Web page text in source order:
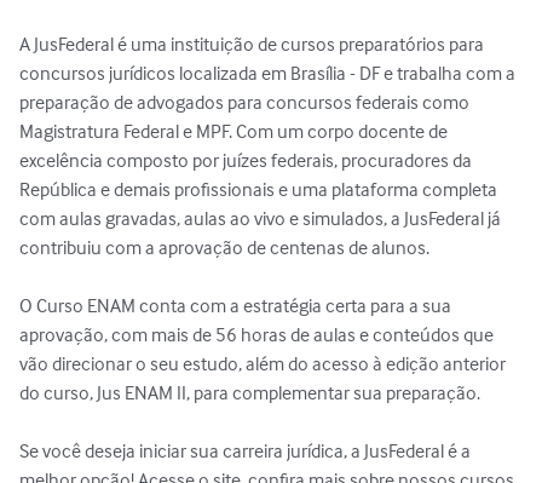
A JusFederal é uma instituição de cursos preparatórios para
concursos jurídicos localizada em Brasília - DF e trabalha com a
preparação de advogados para concursos federais como
Magistratura Federal e MPF. Com um corpo docente de
excelência composto por juízes federais, procuradores da
República e demais profissionais e uma plataforma completa
com aulas gravadas, aulas ao vivo e simulados, a JusFederal já
contribuiu com a aprovação de centenas de alunos.
O Curso ENAM conta com a estratégia certa para a sua
aprovação, com mais de 56 horas de aulas e conteúdos que
vão direcionar o seu estudo, além do acesso à edição anterior
do curso, Jus ENAM II, para complementar sua preparação.
Se você deseja iniciar sua carreira jurídica, a JusFederal é a